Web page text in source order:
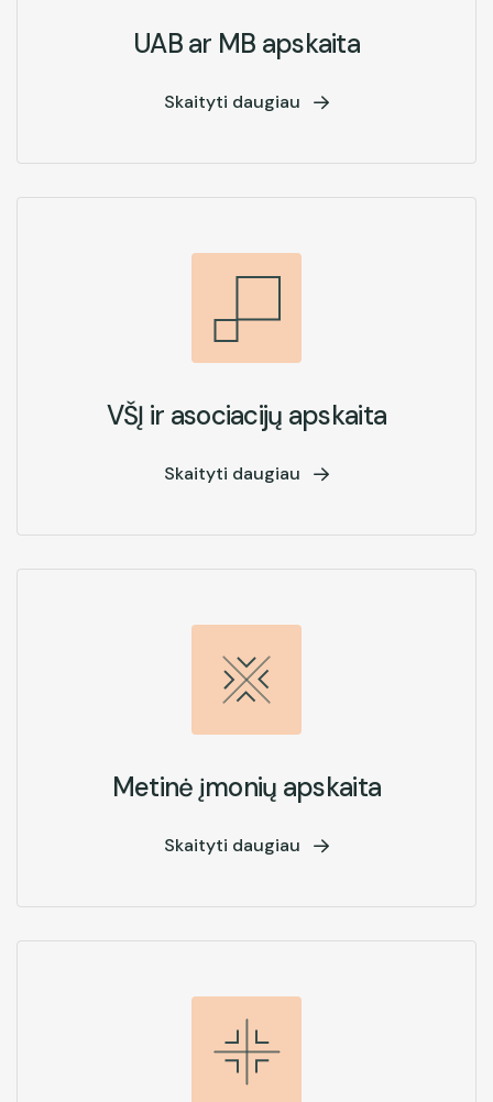
UAB ar MB apskaita
Skaityti daugiau
VŠĮ ir asociacijų apskaita
Skaityti daugiau
Metinė įmonių apskaita
Skaityti daugiau